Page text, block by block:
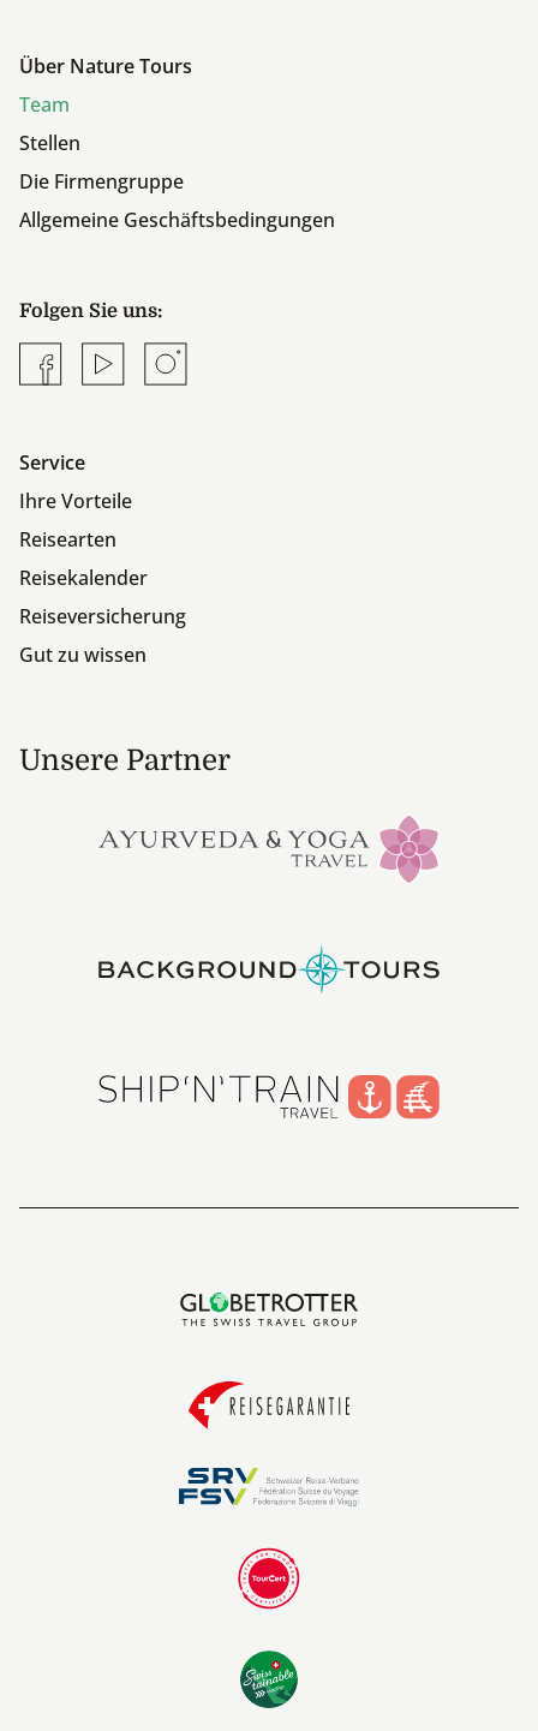
Über Nature Tours
Team
Stellen
Die Firmengruppe
Allgemeine Geschäftsbedingungen
Folgen Sie uns:
FacebookYouTubeInstagram
Service
Ihre Vorteile
Reisearten
Reisekalender
Reiseversicherung
Gut zu wissen
Unsere Partner